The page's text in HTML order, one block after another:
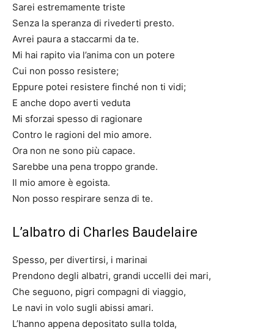
Sarei estremamente triste
Senza la speranza di rivederti presto.
Avrei paura a staccarmi da te.
Mi hai rapito via l’anima con un potere
Cui non posso resistere;
Eppure potei resistere finché non ti vidi;
E anche dopo averti veduta
Mi sforzai spesso di ragionare
Contro le ragioni del mio amore.
Ora non ne sono più capace.
Sarebbe una pena troppo grande.
Il mio amore è egoista.
Non posso respirare senza di te.
L’albatro di Charles Baudelaire
Spesso, per divertirsi, i marinai
Prendono degli albatri, grandi uccelli dei mari,
Che seguono, pigri compagni di viaggio,
Le navi in volo sugli abissi amari.
L’hanno appena depositato sulla tolda,